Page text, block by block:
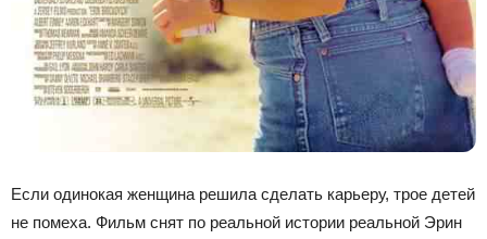
Если одинокая женщина решила сделать карьеру, трое детей
не помеха. Фильм снят по реальной истории реальной Эрин